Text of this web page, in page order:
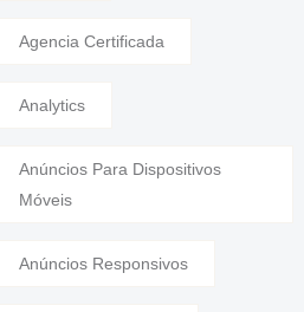
Agencia Certificada
Analytics
Anúncios Para Dispositivos
Móveis
Anúncios Responsivos